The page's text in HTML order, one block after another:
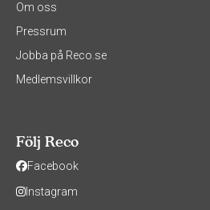
Om oss
Pressrum
Jobba på Reco.se
Medlemsvillkor
Följ Reco
Facebook
Instagram